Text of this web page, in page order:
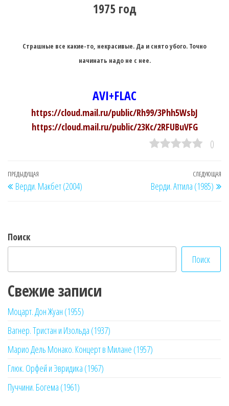
1975 год
Страшные все какие-то, некрасивые. Да и снято убого. Точно
начинать надо не с нее.
AVI+FLAC
https://cloud.mail.ru/public/Rh99/3Phh5WsbJ
https://cloud.mail.ru/public/23Kc/2RFUBuVFG
0
Навигация
по
Предыдущая
запись
ПРЕДЫДУЩАЯ
Верди. Макбет (2004)
СЛЕДУЮЩАЯ
Верди. Аттила (1985)
Поиск
Поиск
Свежие записи
Моцарт. Дон Жуан (1955)
Вагнер. Тристан и Изольда (1937)
Марио Дель Монако. Концерт в Милане (1957)
Глюк. Орфей и Эвридика (1967)
Пуччини. Богема (1961)